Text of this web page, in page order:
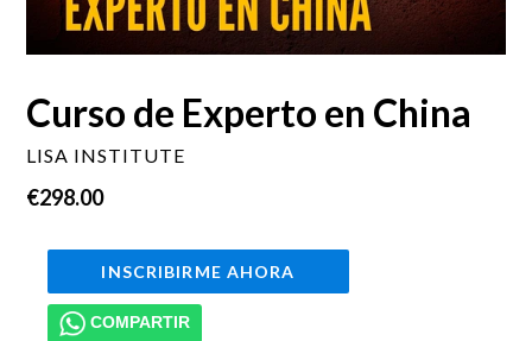
Curso de Experto en China
LISA INSTITUTE
Precio
€298.00
INSCRIBIRME AHORA
COMPARTIR